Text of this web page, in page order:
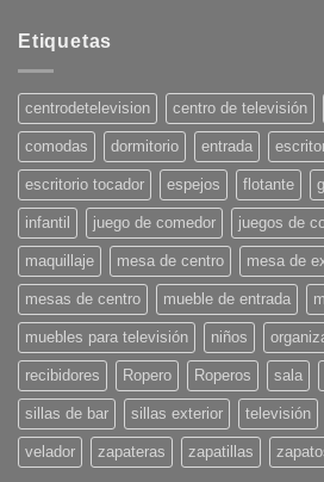
en
para
el
Verano
2025:
¡Pon
tu
casa
en
onda!
Etiquetas
centrodetelevision centro de televisión
comodas dormitorio entrada
escritorio tocador espejos flotante
infantil juego de comedor juegos de
maquillaje mesa de centro mesa de
mesas de centro mueble de entrada
muebles para televisión niños
recibidores Ropero Roperos sala
sillas de bar sillas exterior televisión
velador zapateras zapatillas